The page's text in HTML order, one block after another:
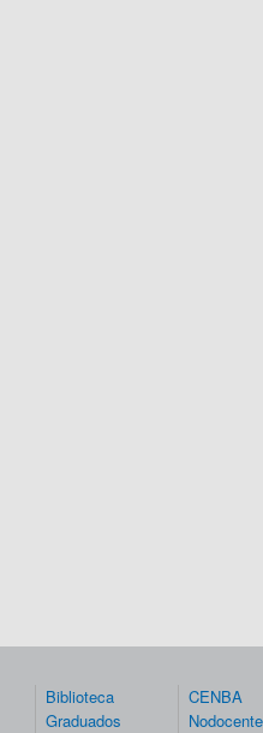
Biblioteca
Graduados
CENBA